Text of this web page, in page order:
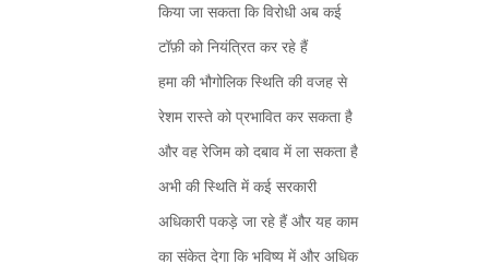
किया जा सकता कि विरोधी अब कई
टॉफ़ी को नियंत्रित कर रहे हैं
हमा की भौगोलिक स्थिति की वजह से
रेशम रास्ते को प्रभावित कर सकता है
और वह रेजिम को दबाव में ला सकता है
अभी की स्थिति में कई सरकारी
अधिकारी पकड़े जा रहे हैं और यह काम
का संकेत देगा कि भविष्य में और अधिक